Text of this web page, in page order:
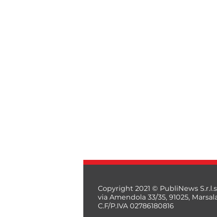
Copyright 2021 © PubliNews
via Amendola 33/35, 91025,
C.F/P.IVA 02786180816